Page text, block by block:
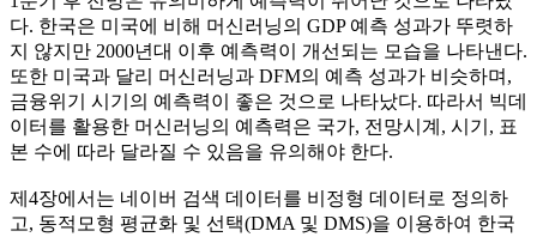
다. 한국은 미국에 비해 머신러닝의 GDP 예측 성과가 뚜렷하
지 않지만 2000년대 이후 예측력이 개선되는 모습을 나타낸다.
또한 미국과 달리 머신러닝과 DFM의 예측 성과가 비슷하며,
금융위기 시기의 예측력이 좋은 것으로 나타났다. 따라서 빅데
이터를 활용한 머신러닝의 예측력은 국가, 전망시계, 시기, 표
본 수에 따라 달라질 수 있음을 유의해야 한다.
제4장에서는 네이버 검색 데이터를 비정형 데이터로 정의하
고, 동적모형 평균화 및 선택(DMA 및 DMS)을 이용하여 한국